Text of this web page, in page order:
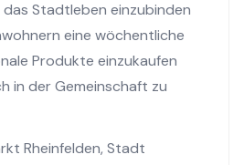
Stadtleben einzubinden
eine wöchentliche
Produkte einzukaufen
in der Gemeinschaft zu
Rheinfelden, Stadt